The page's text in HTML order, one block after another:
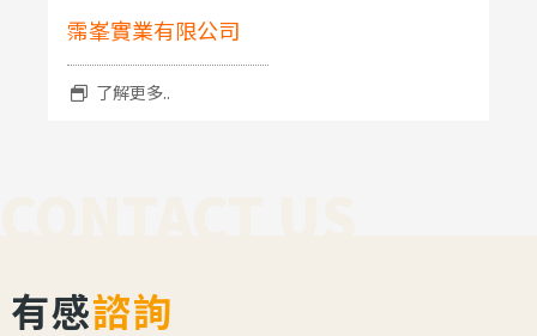
霈峯實業有限公司
了解更多..
有感諮詢